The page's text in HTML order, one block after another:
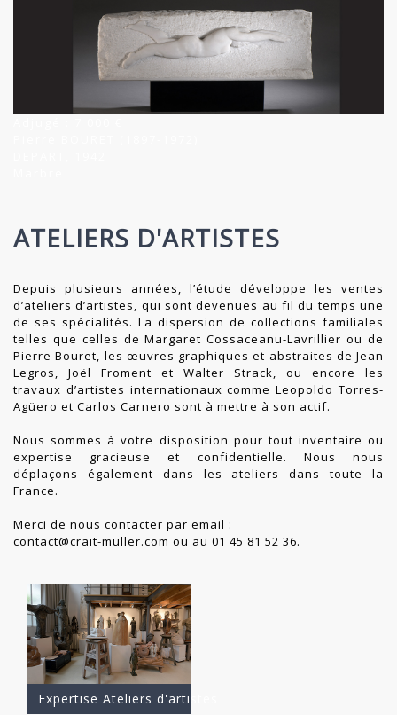
ATELIERS D'ARTISTES
Depuis plusieurs années, l’étude développe les ventes
d’ateliers d’artistes, qui sont devenues au fil du temps une
de ses spécialités. La dispersion de collections familiales
telles que celles de Margaret Cossaceanu-Lavrillier ou de
Pierre Bouret, les œuvres graphiques et abstraites de Jean
Legros, Joël Froment et Walter Strack, ou encore les
travaux d’artistes internationaux comme Leopoldo Torres-
Agüero et Carlos Carnero sont à mettre à son actif.
Nous sommes à votre disposition pour tout inventaire ou
expertise gracieuse et confidentielle. Nous nous
déplaçons également dans les ateliers dans toute la
France.
Merci de nous contacter par email :
contact@crait-muller.com ou au 01 45 81 52 36.
Expertise Ateliers d'artistes